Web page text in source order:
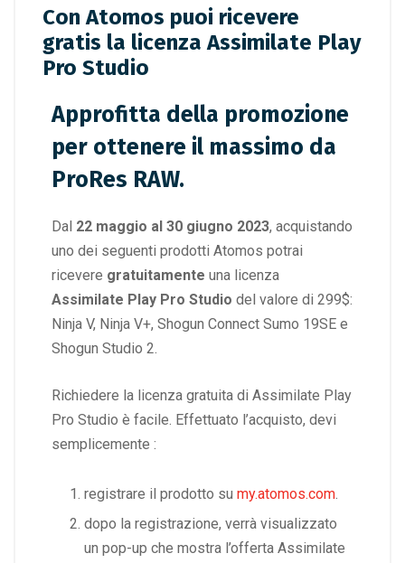
Con Atomos puoi ricevere
gratis la licenza Assimilate Play
Pro Studio
Approfitta della promozione
per ottenere il massimo da
ProRes RAW.
Dal 22 maggio al 30 giugno 2023, acquistando
uno dei seguenti prodotti Atomos potrai
ricevere gratuitamente una licenza
Assimilate Play Pro Studio del valore di 299$:
Ninja V, Ninja V+, Shogun Connect Sumo 19SE e
Shogun Studio 2.
Richiedere la licenza gratuita di Assimilate Play
Pro Studio è facile. Effettuato l’acquisto, devi
semplicemente :
registrare il prodotto su my.atomos.com.
dopo la registrazione, verrà visualizzato
un pop-up che mostra l’offerta Assimilate